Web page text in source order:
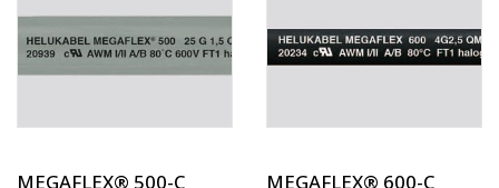
MEGAFLEX® 500-C MEGAFLEX® 600-C